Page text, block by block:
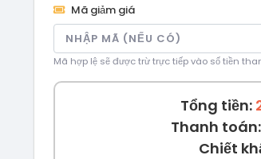
Mã giảm giá
Mã hợp lệ sẽ được trừ trực tiếp vào số tiền
Tổng tiền:
Thanh toán:
Chiết